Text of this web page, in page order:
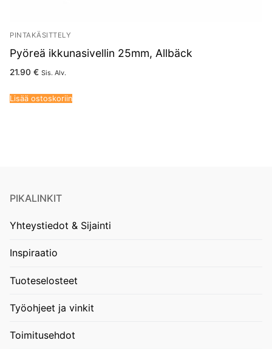
PINTAKÄSITTELY
Pyöreä ikkunasivellin 25mm, Allbäck
21.90 € Sis. Alv.
Lisää ostoskoriin
PIKALINKIT
Yhteystiedot & Sijainti
Inspiraatio
Tuoteselosteet
Työohjeet ja vinkit
Toimitusehdot